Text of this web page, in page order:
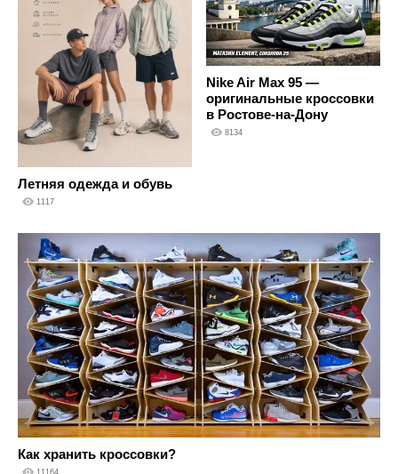
Летняя одежда и обувь
1117
Nike Air Max 95 —
оригинальные кроссовки
в Ростове-на-Дону
8134
Как хранить кроссовки?